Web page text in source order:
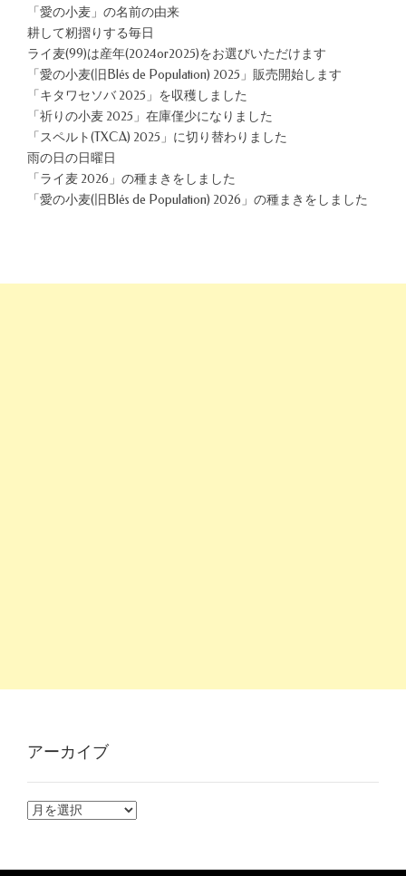
「愛の小麦」の名前の由来
耕して籾摺りする毎日
ライ麦(99)は産年(2024or2025)をお選びいただけます
「愛の小麦(旧Blés de Population) 2025」販売開始します
「キタワセソバ 2025」を収穫しました
「祈りの小麦 2025」在庫僅少になりました
「スペルト(TXCA) 2025」に切り替わりました
雨の日の日曜日
「ライ麦 2026」の種まきをしました
「愛の小麦(旧Blés de Population) 2026」の種まきをしました
アーカイブ
ア
イ